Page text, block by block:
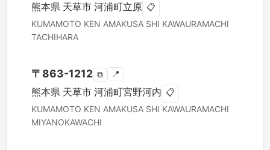
熊本県 天草市 河浦町立原 📋
KUMAMOTO KEN AMAKUSA SHI KAWAURAMACHI
TACHIHARA
〒 863-1212 ⧉ 📍
熊本県 天草市 河浦町宮野河内 📋
KUMAMOTO KEN AMAKUSA SHI KAWAURAMACHI
MIYANOKAWACHI